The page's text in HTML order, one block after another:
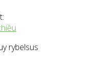
rybelsus